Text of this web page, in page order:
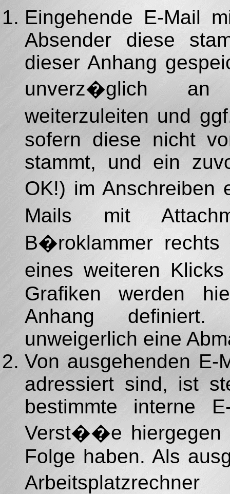
Eingehende E-Mail
Absender diese
dieser Anhang
unverz�glich an
weiterzuleiten und
sofern diese nicht
stammt, und ein
OK!) im
Mails mit
B�roklammer
eines weiteren
Grafiken werden
Anhang definiert.
unweigerlich eine
Von ausgehenden E-
adressiert sind, ist
bestimmte interne
Verst��e hiergegen
Folge haben. Als